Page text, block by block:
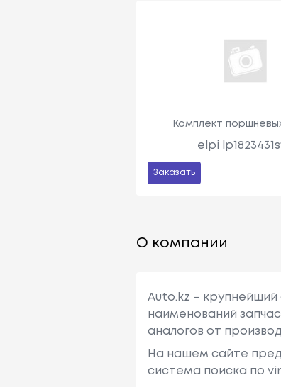
Комплект
elpi
Заказать
О компании
Auto.kz –
наименований
аналогов от
На нашем сайте
система поиска по